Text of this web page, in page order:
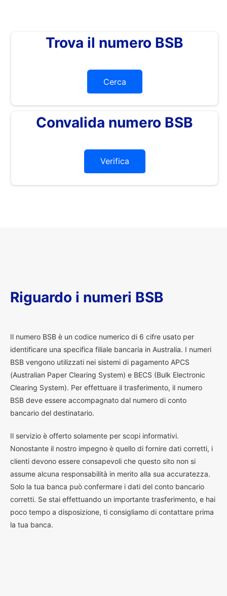
Trova il numero BSB
Cerca
Convalida numero BSB
Verifica
Riguardo i numeri BSB
Il numero BSB è un codice numerico di 6 cifre usato per
identificare una specifica filiale bancaria in Australia. I numeri
BSB vengono utilizzati nei sistemi di pagamento APCS
(Australian Paper Clearing System) e BECS (Bulk Electronic
Clearing System). Per effettuare il trasferimento, il numero
BSB deve essere accompagnato dal numero di conto
bancario del destinatario.
Il servizio è offerto solamente per scopi informativi.
Nonostante il nostro impegno è quello di fornire dati corretti, i
clienti devono essere consapevoli che questo sito non si
assume alcuna responsabilità in merito alla sua accuratezza.
Solo la tua banca può confermare i dati del conto bancario
corretti. Se stai effettuando un importante trasferimento, e hai
poco tempo a disposizione, ti consigliamo di contattare prima
la tua banca.